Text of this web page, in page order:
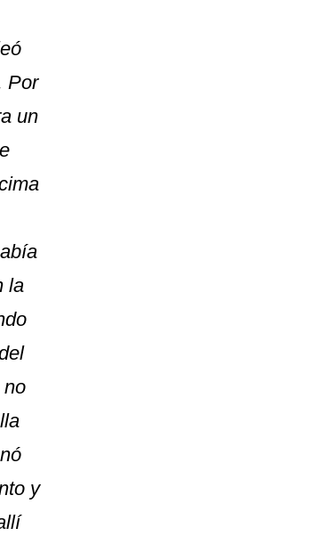
Por
un
la
no
y